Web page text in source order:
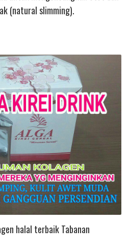
(natural slimming).
halal terbaik Tabanan